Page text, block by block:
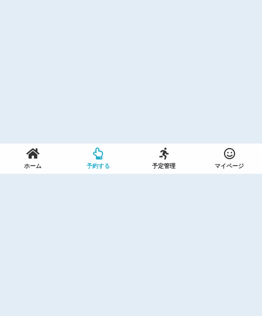
ホーム 予約する 予定管理 マイページ